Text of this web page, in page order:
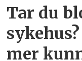
Tar du
mer